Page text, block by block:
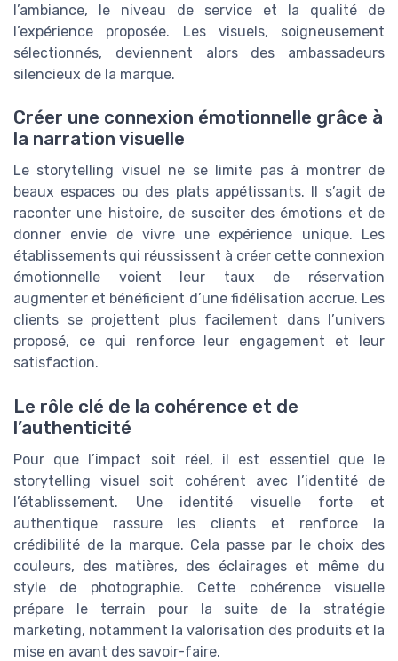
l’ambiance, le niveau de service et la qualité de
l’expérience proposée. Les visuels, soigneusement
sélectionnés, deviennent alors des ambassadeurs
silencieux de la marque.
Créer une connexion émotionnelle grâce à
la narration visuelle
Le storytelling visuel ne se limite pas à montrer de
beaux espaces ou des plats appétissants. Il s’agit de
raconter une histoire, de susciter des émotions et de
donner envie de vivre une expérience unique. Les
établissements qui réussissent à créer cette connexion
émotionnelle voient leur taux de réservation
augmenter et bénéficient d’une fidélisation accrue. Les
clients se projettent plus facilement dans l’univers
proposé, ce qui renforce leur engagement et leur
satisfaction.
Le rôle clé de la cohérence et de
l’authenticité
Pour que l’impact soit réel, il est essentiel que le
storytelling visuel soit cohérent avec l’identité de
l’établissement. Une identité visuelle forte et
authentique rassure les clients et renforce la
crédibilité de la marque. Cela passe par le choix des
couleurs, des matières, des éclairages et même du
style de photographie. Cette cohérence visuelle
prépare le terrain pour la suite de la stratégie
marketing, notamment la valorisation des produits et la
mise en avant des savoir-faire.